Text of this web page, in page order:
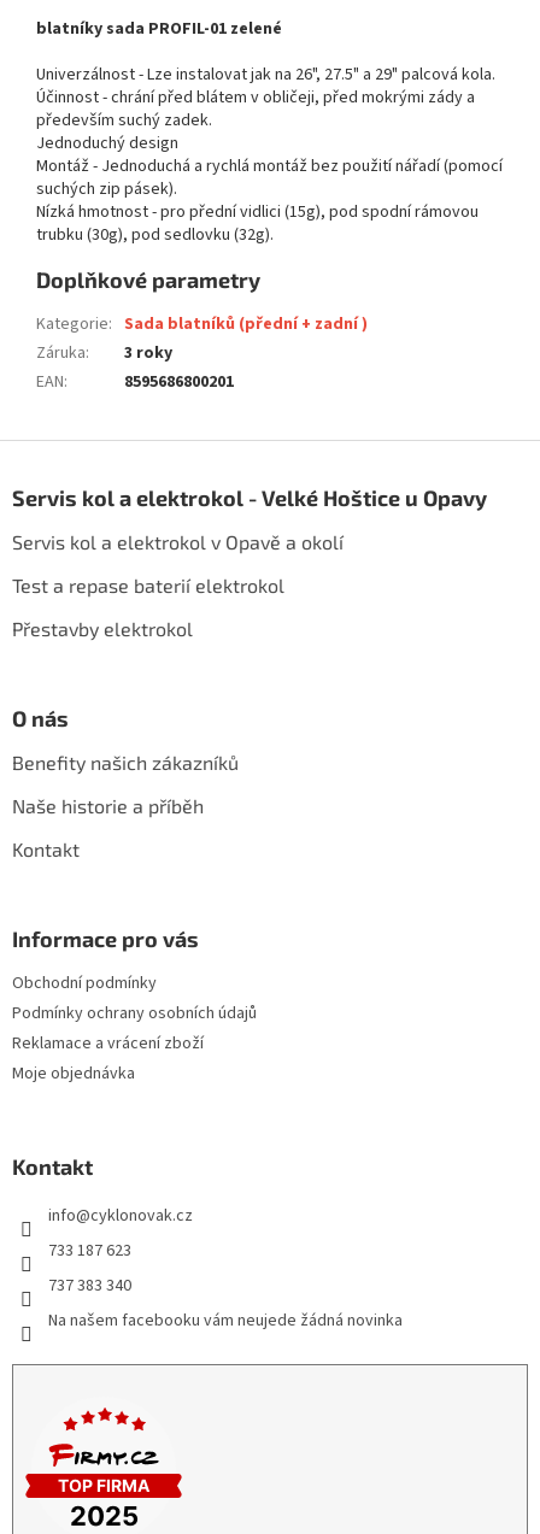
blatníky sada PROFIL-01 zelené
Univerzálnost - Lze instalovat jak na 26", 27.5" a 29" palcová kola.
Účinnost - chrání před blátem v obličeji, před mokrými zády a
především suchý zadek.
Jednoduchý design
Montáž - Jednoduchá a rychlá montáž bez použití nářadí (pomocí
suchých zip pásek).
Nízká hmotnost - pro přední vidlici (15g), pod spodní rámovou
trubku (30g), pod sedlovku (32g).
Doplňkové parametry
Kategorie: Sada blatníků (přední + zadní )
Záruka:
3 roky
EAN: 8595686800201
pServis kol a elektrokol - Velké Hoštice u Opavy
Servis kol a elektrokol v Opavě a okolí
Test a repase baterií elektrokol
Přestavby elektrokol
O nás
Benefity našich zákazníků
Naše historie a příběh
Kontakt
Informace pro vás
Obchodní podmínky
Podmínky ochrany osobních údajů
Reklamace a vrácení zboží
Moje objednávka
Kontakt
info@cyklonovak.cz
733 187 623
737 383 340
Na našem facebooku vám neujede žádná novinka